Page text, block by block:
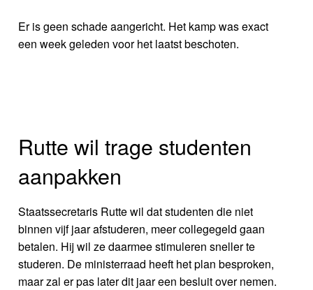
Er is geen schade aangericht. Het kamp was exact
een week geleden voor het laatst beschoten.
Rutte wil trage studenten
aanpakken
Staatssecretaris Rutte wil dat studenten die niet
binnen vijf jaar afstuderen, meer collegegeld gaan
betalen. Hij wil ze daarmee stimuleren sneller te
studeren. De ministerraad heeft het plan besproken,
maar zal er pas later dit jaar een besluit over nemen.